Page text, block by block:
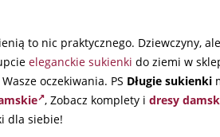
to nic praktycznego. Dziewczyny,
eleganckie sukienki do ziemi w
oczekiwania. PS Długie sukienki
, Zobacz komplety i dresy
dla siebie!